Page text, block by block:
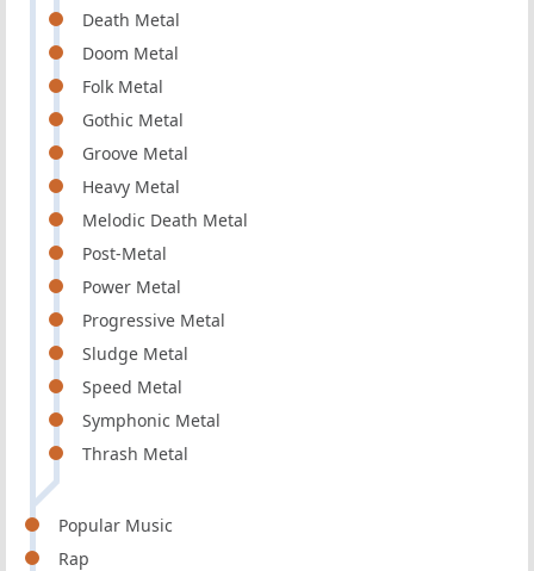
Death Metal
Doom Metal
Folk Metal
Gothic Metal
Groove Metal
Heavy Metal
Melodic Death Metal
Post-Metal
Power Metal
Progressive Metal
Sludge Metal
Speed Metal
Symphonic Metal
Thrash Metal
Popular Music
Rap